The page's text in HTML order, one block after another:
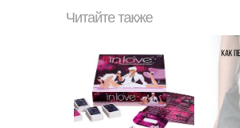
Читайте также